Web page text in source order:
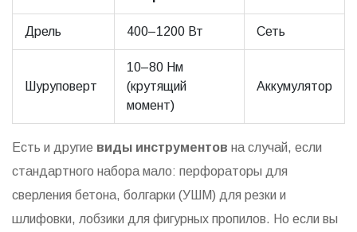
Дрель 400–1200 Вт Сеть
Шуруповерт
10–80 Нм
(крутящий
момент)
Аккумулятор
Есть и другие виды инструментов на случай, если
стандартного набора мало: перфораторы для
сверления бетона, болгарки (УШМ) для резки и
шлифовки, лобзики для фигурных пропилов. Но если вы